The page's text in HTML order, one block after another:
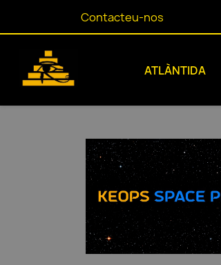
Contacteu-nos
ATLÀNTIDA